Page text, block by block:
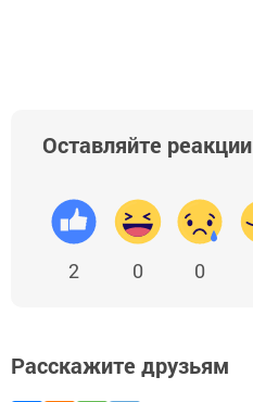
Оставляйте реакции
2 0 0
Расскажите друзьям